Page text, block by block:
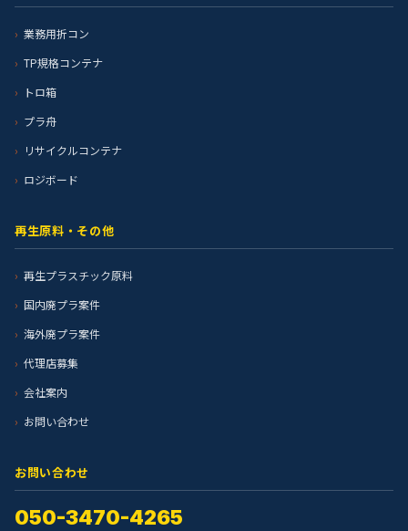
業務用折コン
TP規格コンテナ
トロ箱
プラ舟
リサイクルコンテナ
ロジボード
再生原料・その他
再生プラスチック原料
国内廃プラ案件
海外廃プラ案件
代理店募集
会社案内
お問い合わせ
お問い合わせ
050-3470-4265